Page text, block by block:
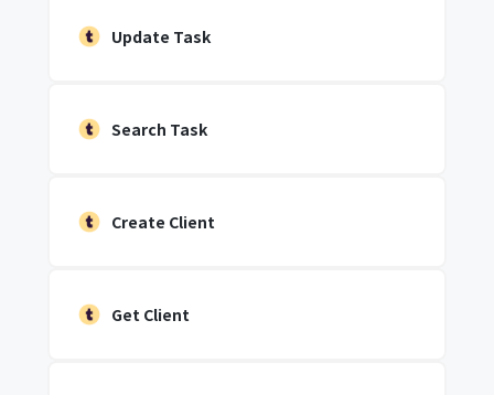
Update Task
Search Task
Create Client
Get Client